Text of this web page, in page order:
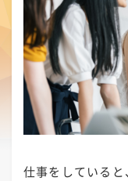
仕事をしている